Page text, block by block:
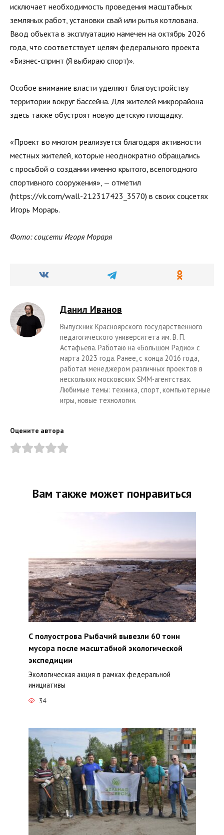
исключает необходимость проведения масштабных
земляных работ, установки свай или рытья котлована.
Ввод объекта в эксплуатацию намечен на октябрь 2026
года, что соответствует целям федерального проекта
«Бизнес-спринт (Я выбираю спорт)».
Особое внимание власти уделяют благоустройству
территории вокруг бассейна. Для жителей микрорайона
здесь также обустроят новую детскую площадку.
«Проект во многом реализуется благодаря активности
местных жителей, которые неоднократно обращались
с просьбой о создании именно крытого, всепогодного
спортивного сооружения», — отметил
(https://vk.com/wall-212317423_3570) в своих соцсетях
Игорь Морарь.
Фото: соцсети Игоря Мораря
Данил Иванов
Выпускник Красноярского государственного
педагогического университета им. В. П.
Астафьева. Работаю на «Большом Радио» с
марта 2023 года. Ранее, с конца 2016 года,
работал менеджером различных проектов в
нескольких московских SMM-агентствах.
Любимые темы: техника, спорт, компьютерные
игры, новые технологии.
Оцените автора
Вам также может понравиться
С полуострова Рыбачий вывезли 60 тонн
мусора после масштабной экологической
экспедиции
Экологическая акция в рамках федеральной
инициативы
34